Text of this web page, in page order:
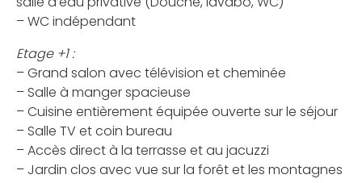
– WC indépendant
Etage +1 :
– Grand salon avec télévision et cheminée
– Salle à manger spacieuse
– Cuisine entièrement équipée ouverte sur le séjour
– Salle TV et coin bureau
– Accès direct à la terrasse et au jacuzzi
– Jardin clos avec vue sur la forêt et les montagnes